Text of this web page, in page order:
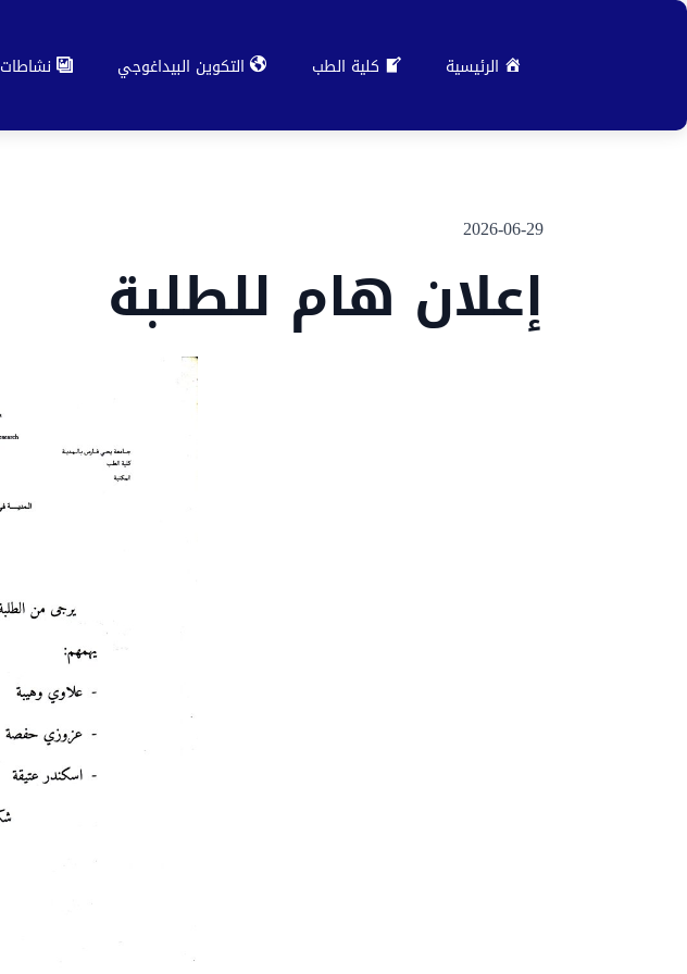
الرئيسية كلية الطب التكوين البيداغوجي نشاطات
2026-06-29
إعلان هام للطلبة